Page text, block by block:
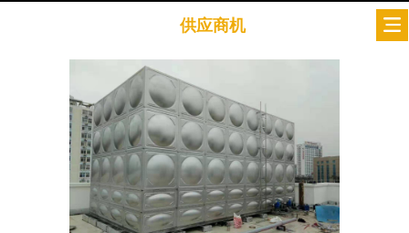
供应商机